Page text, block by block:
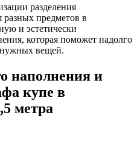
разделения
разных предметов в
и эстетически
которая поможет надолго
нужных вещей.
наполнения и
купе в
метра